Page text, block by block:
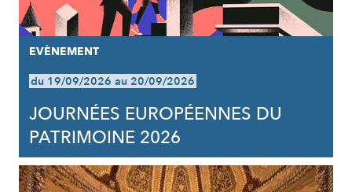
EVÈNEMENT
du 19/09/2026 au 20/09/2026
JOURNÉES EUROPÉENNES DU
PATRIMOINE 2026